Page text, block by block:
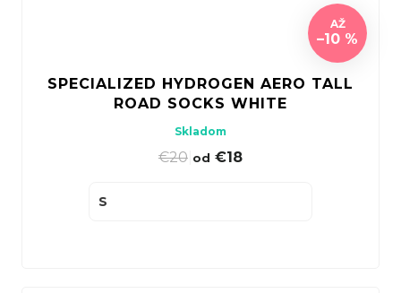
AŽ
–10 %
SPECIALIZED HYDROGEN AERO TALL
ROAD SOCKS WHITE
Skladom
€20 od €18
S